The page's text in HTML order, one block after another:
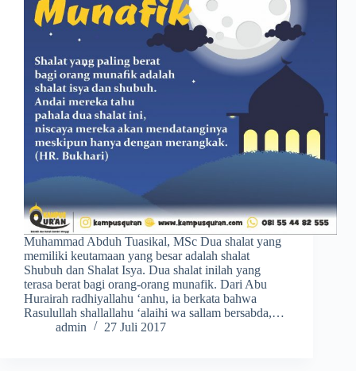
Muhammad Abduh Tuasikal, MSc Dua shalat yang
memiliki keutamaan yang besar adalah shalat
Shubuh dan Shalat Isya. Dua shalat inilah yang
terasa berat bagi orang-orang munafik. Dari Abu
Hurairah radhiyallahu ‘anhu, ia berkata bahwa
Rasulullah shallallahu ‘alaihi wa sallam bersabda,…
admin
27 Juli 2017